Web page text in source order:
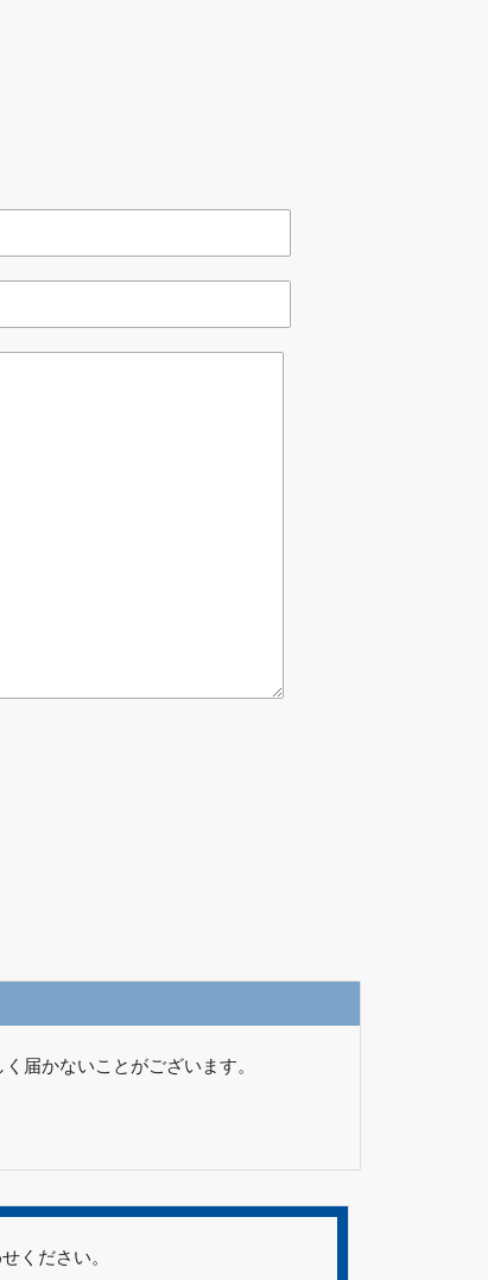
届かないことがございます。
ください。